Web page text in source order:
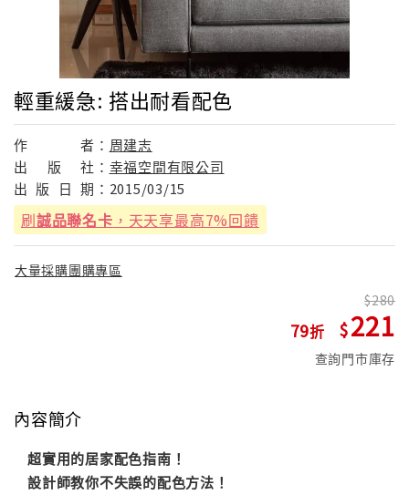
輕重緩急: 搭出耐看配色
作 者： 周建志
出
版 社： 幸福空間有限公司
出 版 日 期： 2015/03/15
刷誠品聯名卡 ，天天享最高7%回饋
大量採購團購專區
79
280
221
查詢門市庫存
內容簡介
超實用的居家配色指南！
設計師教你不失誤的配色方法！